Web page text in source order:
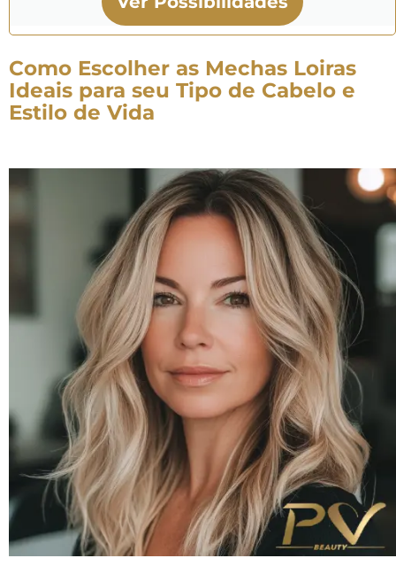
Como Escolher as Mechas Loiras
Ideais para seu Tipo de Cabelo e
Estilo de Vida